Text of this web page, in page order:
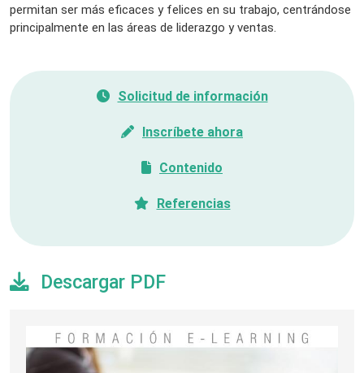
permitan ser más eficaces y felices en su trabajo, centrándose
principalmente en las áreas de liderazgo y ventas.
Solicitud de información
Inscríbete ahora
Contenido
Referencias
Descargar PDF